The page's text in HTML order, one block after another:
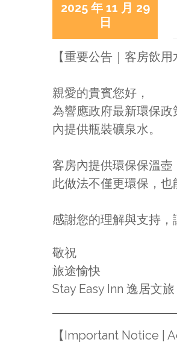
2025 年 11 月 29
日
【重要公告｜客房飲用
親愛的貴賓您好，
為響應政府最新環保
內提供瓶裝礦泉水。
客房內提供環保保溫壺
此做法不僅更環保，也
感謝您的理解與支持，
敬祝
旅途愉快
Stay Easy Inn 逸居文
【Important Notice |